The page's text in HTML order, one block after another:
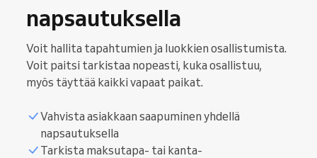
napsautuksella
Voit hallita tapahtumien ja luokkien osallistumista.
Voit paitsi tarkistaa nopeasti, kuka osallistuu,
myös täyttää kaikki vapaat paikat.
Vahvista asiakkaan saapuminen yhdellä
napsautuksella
Tarkista maksutapa- tai kanta-